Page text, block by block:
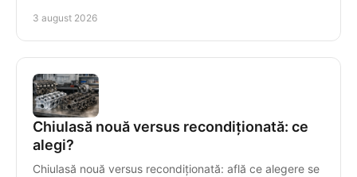
3 august 2026
Chiulasă nouă versus recondiționată: ce
alegi?
Chiulasă nouă versus recondiționată: află ce alegere se